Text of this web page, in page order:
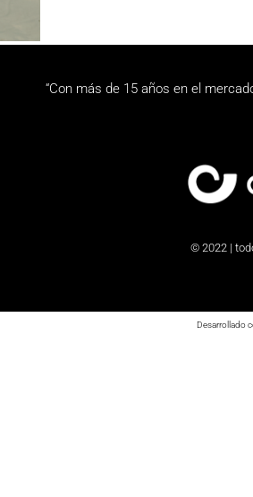
“Con más de 15 años en el
© 2022 |
Desarrollado